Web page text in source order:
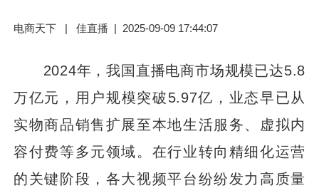
电商天下 | 佳直播 | 2025-09-09 17:44:07
2024年，我国直播电商市场规模已达5.8
万亿元，用户规模突破5.97亿，业态早已从
实物商品销售扩展至本地生活服务、虚拟内
容付费等多元领域。在行业转向精细化运营
的关键阶段，各大视频平台纷纷发力高质量